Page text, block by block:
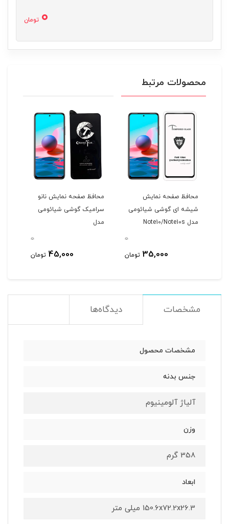
0 تومان
محصولات مرتبط
محافظ صفحه نمایش
شیشه ای گوشی شیائومی
مدل Note10/Note10s
0
35,000 تومان
محافظ صفحه نمایش نانو
سرامیک گوشی شیائومی
مدل
0
45,000 تومان
مشخصات دیدگاه‌ها
مشخصات محصول
جنس بدنه
آلیاژ آلومینیوم
وزن
358 گرم
ابعاد
150.6x72.2x26.3 میلی متر